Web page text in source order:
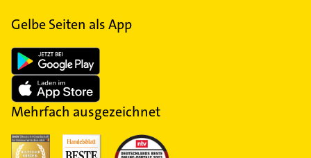
Gelbe Seiten als App
Mehrfach ausgezeichnet